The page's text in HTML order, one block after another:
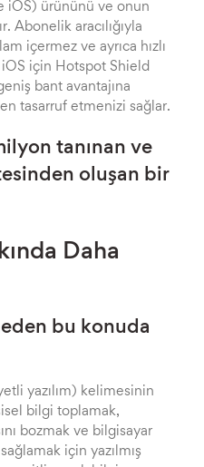
iOS) ürününü ve onun
Abonelik aracılığıyla
içermez ve ayrıca hızlı
için Hotspot Shield
bant avantajına
tasarruf etmenizi sağlar.
tanınan ve
oluşan bir
Daha
bu konuda
yazılım) kelimesinin
bilgi toplamak,
bozmak ve bilgisayar
için yazılmış